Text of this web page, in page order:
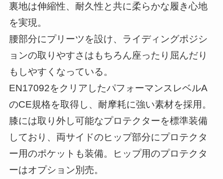
裏地は伸縮性、耐久性と共に柔らかな履き心地
を実現。
腰部分にプリーツを設け、ライディングポジシ
ョンの取りやすさはもちろん座ったり屈んだり
もしやすくなっている。
EN17092をクリアしたパフォーマンスレベルA
のCE規格を取得し、耐摩耗に強い素材を採用。
膝には取り外し可能なプロテクターを標準装備
しており、両サイドのヒップ部分にプロテクタ
ー用のポケットも装備。ヒップ用のプロテクタ
ーはオプション別売。